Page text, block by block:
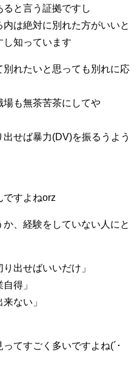
と言う証拠ですし
は絶対に別れた方がいいと
し知っています
れたいと思っても別れに応
場も無茶苦茶にしてや
せば暴力(DV)を振るうよう
ですよねorz
、経験をしていない人にと
出せばいいだけ」
得」
ない」
てすごく多いですよね(´･